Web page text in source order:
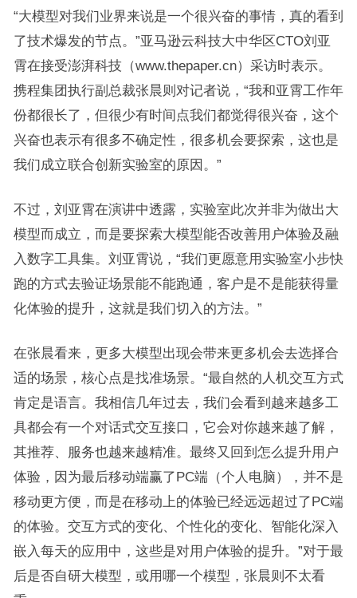
“大模型对我们业界来说是一个很兴奋的事情，真的看到
了技术爆发的节点。”亚马逊云科技大中华区CTO刘亚
霄在接受澎湃科技（www.thepaper.cn）采访时表示。
携程集团执行副总裁张晨则对记者说，“我和亚霄工作年
份都很长了，但很少有时间点我们都觉得很兴奋，这个
兴奋也表示有很多不确定性，很多机会要探索，这也是
我们成立联合创新实验室的原因。”
不过，刘亚霄在演讲中透露，实验室此次并非为做出大
模型而成立，而是要探索大模型能否改善用户体验及融
入数字工具集。刘亚霄说，“我们更愿意用实验室小步快
跑的方式去验证场景能不能跑通，客户是不是能获得量
化体验的提升，这就是我们切入的方法。”
在张晨看来，更多大模型出现会带来更多机会去选择合
适的场景，核心点是找准场景。“最自然的人机交互方式
肯定是语言。我相信几年过去，我们会看到越来越多工
具都会有一个对话式交互接口，它会对你越来越了解，
其推荐、服务也越来越精准。最终又回到怎么提升用户
体验，因为最后移动端赢了PC端（个人电脑），并不是
移动更方便，而是在移动上的体验已经远远超过了PC端
的体验。交互方式的变化、个性化的变化、智能化深入
嵌入每天的应用中，这些是对用户体验的提升。”对于最
后是否自研大模型，或用哪一个模型，张晨则不太看